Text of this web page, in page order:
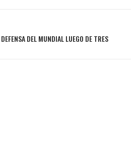
DEL MUNDIAL LUEGO DE TRES